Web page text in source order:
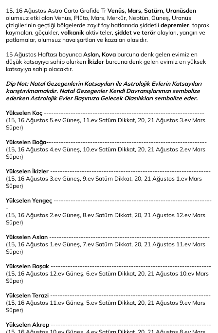
15, 16 Ağustos Astro Carto Grafide TrVenüs, Mars, Satürn, Uranüsden
olumsuz etki alan Venüs, Plüto, Mars, Merkür, Neptün, Güneş, Uranüs
çizigilerinin geçtiği bölgelerde zayıf fay hatlarında şiddetli depremler, toprak
kaymaları, göçükler, volkanik aktiviteler, şiddet ve terör olayları, yangın ve
patlamalar, olumsuz hava şartları ve kazaları olasıdır.
15 Ağustos Haftası boyunca Aslan, Kova burcuna denk gelen evimiz en
düşük katsayıya sahip olurken İkizler burcuna denk gelen evimiz en yüksek
katsayıya sahip olacaktır.
Dip Not: Natal Gezegenlerin Katsayıları ile Astrolojik Evlerin Katsayıları
karıştırılmamalıdır. Natal Gezegenler Kendi Davranışlarımızı sembolize
ederken Astrolojik Evler Başımıza Gelecek Olasılıkları sembolize eder.
Yükselen Koç ------------------------------------------------------------------
(15, 16 Ağustos 5.ev Güneş, 11.ev Satürn Dikkat, 20, 21 Ağustos 3.ev Mars
Süper)
Yükselen Boğa------------------------------------------------------------------
(15, 16 Ağustos 4.ev Güneş, 10.ev Satürn Dikkat, 20, 21 Ağustos 2.ev Mars
Süper)
Yükselen İkizler ------------------------------------------------------------------
(15, 16 Ağustos 3.ev Güneş, 9.ev Satürn Dikkat, 20, 21 Ağustos 1.ev Mars
Süper)
Yükselen Yengeç -----------------------------------------------------------------
-
(15, 16 Ağustos 2.ev Güneş, 8.ev Satürn Dikkat, 20, 21 Ağustos 12.ev Mars
Süper)
Yükselen Aslan ------------------------------------------------------------------
(15, 16 Ağustos 1.ev Güneş, 7.ev Satürn Dikkat, 20, 21 Ağustos 11.ev Mars
Süper)
Yükselen Başak ------------------------------------------------------------------
(15, 16 Ağustos 12.ev Güneş, 6.ev Satürn Dikkat, 20, 21 Ağustos 10.ev Mars
Süper)
Yükselen Terazi ------------------------------------------------------------------
(15, 16 Ağustos 11.ev Güneş, 5.ev Satürn Dikkat, 20, 21 Ağustos 9.ev Mars
Süper)
Yükselen Akrep ------------------------------------------------------------------